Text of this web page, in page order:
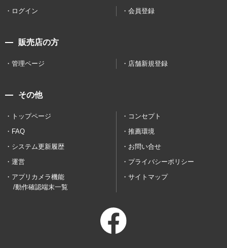
ログイン 会員登録
販売店の方
管理ページ 店舗新規登録
その他
トップページ
コンセプト
FAQ
推薦環境
システム更新履歴
お問い合せ
運営
プライバシーポリシー
アプリカメラ機能
/動作確認端末一覧
サイトマップ